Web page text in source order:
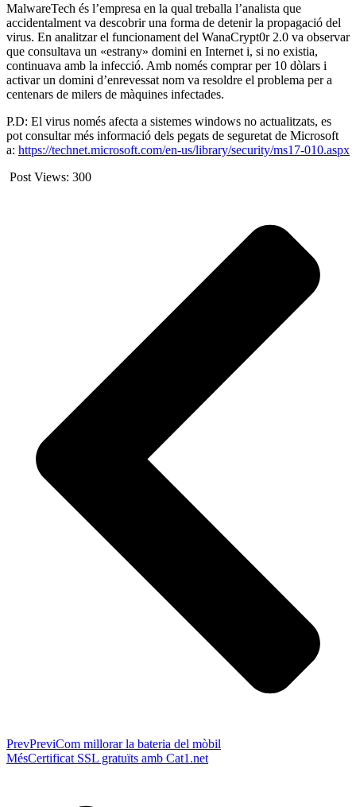
MalwareTech és l’empresa en la qual treballa l’analista que
accidentalment va descobrir una forma de detenir la propagació del
virus. En analitzar el funcionament del WanaCrypt0r 2.0 va observar
que consultava un «estrany» domini en Internet i, si no existia,
continuava amb la infecció. Amb només comprar per 10 dòlars i
activar un domini d’enrevessat nom va resoldre el problema per a
centenars de milers de màquines infectades.
P.D: El virus només afecta a sistemes windows no actualitzats, es
pot consultar més informació dels pegats de seguretat de Microsoft
a: https://technet.microsoft.com/en-us/library/security/ms17-010.aspx
Post Views: 300
PrevPreviCom millorar la bateria del mòbil
MésCertificat SSL gratuïts amb Cat1.net